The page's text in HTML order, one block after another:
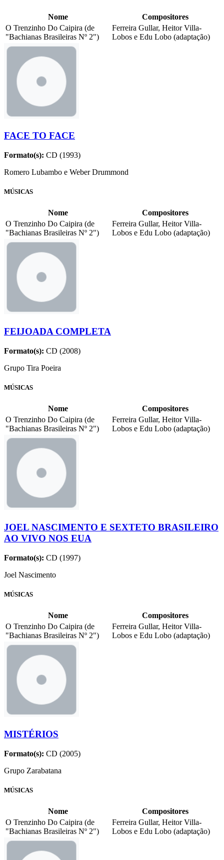
Nome
Compositores
O Trenzinho Do Caipira (de
"Bachianas Brasileiras Nº 2")
Ferreira Gullar, Heitor Villa-
Lobos e Edu Lobo (adaptação)
FACE TO FACE
Formato(s): CD (1993)
Romero Lubambo e Weber Drummond
MÚSICAS
Nome
Compositores
O Trenzinho Do Caipira (de
"Bachianas Brasileiras Nº 2")
Ferreira Gullar, Heitor Villa-
Lobos e Edu Lobo (adaptação)
FEIJOADA COMPLETA
Formato(s): CD (2008)
Grupo Tira Poeira
MÚSICAS
Nome
Compositores
O Trenzinho Do Caipira (de
"Bachianas Brasileiras Nº 2")
Ferreira Gullar, Heitor Villa-
Lobos e Edu Lobo (adaptação)
JOEL NASCIMENTO E SEXTETO BRASILEIRO
AO VIVO NOS EUA
Formato(s): CD (1997)
Joel Nascimento
MÚSICAS
Nome
Compositores
O Trenzinho Do Caipira (de
"Bachianas Brasileiras Nº 2")
Ferreira Gullar, Heitor Villa-
Lobos e Edu Lobo (adaptação)
MISTÉRIOS
Formato(s): CD (2005)
Grupo Zarabatana
MÚSICAS
Nome
Compositores
O Trenzinho Do Caipira (de
"Bachianas Brasileiras Nº 2")
Ferreira Gullar, Heitor Villa-
Lobos e Edu Lobo (adaptação)